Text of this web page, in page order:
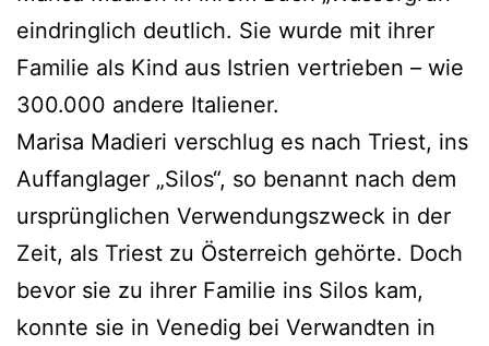
eindringlich deutlich. Sie wurde mit ihrer
Familie als Kind aus Istrien vertrieben – wie
300.000 andere Italiener.
Marisa Madieri verschlug es nach Triest, ins
Auffanglager „Silos“, so benannt nach dem
ursprünglichen Verwendungszweck in der
Zeit, als Triest zu Österreich gehörte. Doch
bevor sie zu ihrer Familie ins Silos kam,
konnte sie in Venedig bei Verwandten in